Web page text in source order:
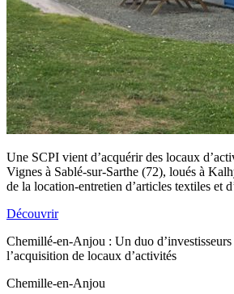
Une SCPI vient d’acquérir des locaux
Vignes à Sablé-sur-Sarthe (72), loués à
de la location-entretien d’articles textiles et
Découvrir
Chemillé-en-Anjou : Un duo
l’acquisition de locaux d’activités
Chemille-en-Anjou